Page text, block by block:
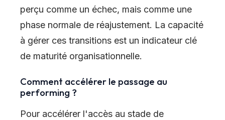
perçu comme un échec, mais comme une
phase normale de réajustement. La capacité
à gérer ces transitions est un indicateur clé
de maturité organisationnelle.
Comment accélérer le passage au
performing ?
Pour accélérer l'accès au stade de